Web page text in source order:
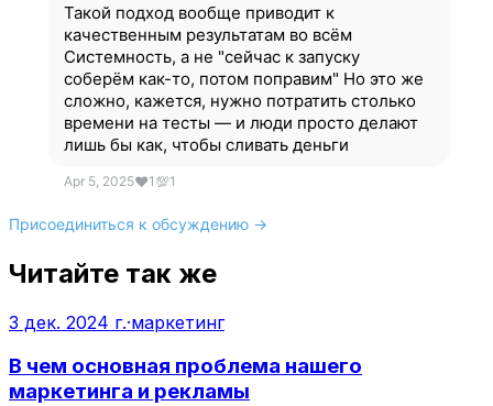
Такой подход вообще приводит к
качественным результатам во всëм
Системность, а не "сейчас к запуску
соберëм как-то, потом поправим" Но это же
сложно, кажется, нужно потратить столько
времени на тесты — и люди просто делают
лишь бы как, чтобы сливать деньги
Apr 5, 2025❤1 💯1
Присоединиться к обсуждению →
Читайте так же
3 дек. 2024 г.·маркетинг
В чем основная проблема нашего
маркетинга и рекламы